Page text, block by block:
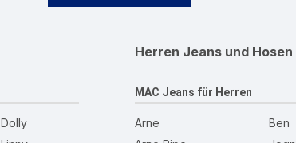
Dolly
Herren Jeans und Hosen
MAC Jeans für Herren
Arne
Ben